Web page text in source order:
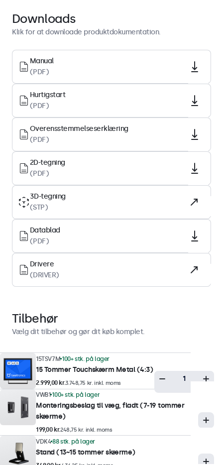
Højde-breddeforhold
Native opløsning
1024 x 768
Pixel pr. tomme
85 PPI
Diagonal størrelse
15.0 tommer (381 mm)
Paneltype
IPS-LCD
Baggrundsbelysning
Skærmoverflade
Hærdet glas
Understøttede orienteringer
Landskab, portræt, face-up
Display-ydeevne
300 nits (typisk)
Minimum lysstyrke
Kontrast
1500:1
Betragtningsvinkel
178° Horisontal, 178° vertikal
Responstid
Understøttede opløsninger
1920 x 1080 (max), 640 x 480 (min)
Downloads
Klik for at downloade produktdokumentation.
Manual
(PDF)
Hurtigstart
(PDF)
Overensstemmelseserklæring
(PDF)
2D-tegning
(PDF)
3D-tegning
(STP)
Datablad
(PDF)
Drivere
(DRIVER)
Tilbehør
Vælg dit tilbehør og gør dit køb komplet.
15TSV7M 100+ stk. på lager
15 Tommer Touchskærm Metal (4:3)
2.999,00 kr.3.748,75 kr. inkl. moms
VWB1 100+ stk. på lager
Monteringsbeslag til væg, fladt (7-19 tommer
skærme)
199,00 kr.248,75 kr. inkl. moms
VDK4 88 stk. på lager
Stand (13~15 tommer skærme)